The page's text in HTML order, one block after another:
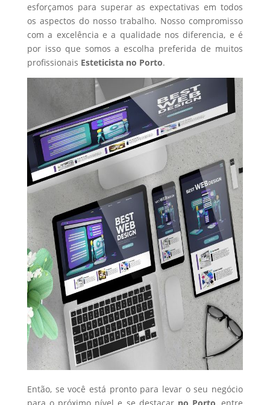
esforçamos para superar as expectativas em todos
os aspectos do nosso trabalho. Nosso compromisso
com a excelência e a qualidade nos diferencia, e é
por isso que somos a escolha preferida de muitos
profissionais Esteticistano Porto.
Então, se você está pronto para levar o seu negócio